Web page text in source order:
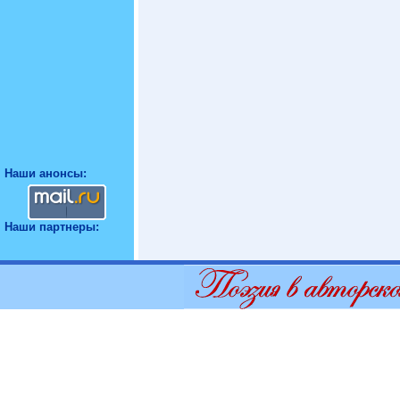
Наши анонсы:
Наши партнеры: